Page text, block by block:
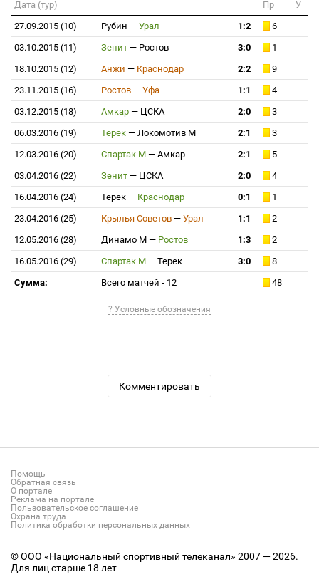
Дата (тур) Пр
У
27.09.2015 (10)
Рубин — Урал 1:2
6
03.10.2015 (11)
Зенит — Ростов 3:0
1
18.10.2015 (12)
Анжи — Краснодар 2:2
9
23.11.2015 (16)
Ростов — Уфа 1:1
4
03.12.2015 (18)
Амкар — ЦСКА 2:0
3
06.03.2016 (19)
Терек — Локомотив М 2:1
3
12.03.2016 (20)
Спартак М — Амкар 2:1
5
03.04.2016 (22)
Зенит — ЦСКА 2:0
4
16.04.2016 (24)
Терек — Краснодар 0:1
1
23.04.2016 (25)
Крылья Советов — Урал 1:1
2
12.05.2016 (28)
Динамо М — Ростов 1:3
2
16.05.2016 (29)
Спартак М — Терек 3:0
8
Сумма:
Всего матчей - 12 48
? Условные обозначения
Комментировать
Помощь
Обратная связь
О портале
Реклама на портале
Пользовательское соглашение
Охрана труда
Политика обработки персональных данных
© ООО «Национальный спортивный телеканал» 2007 — 2026.
Для лиц старше 18 лет